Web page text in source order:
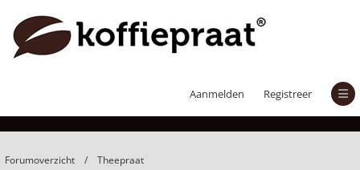
Aanmelden Registreer
Forumoverzicht Theepraat